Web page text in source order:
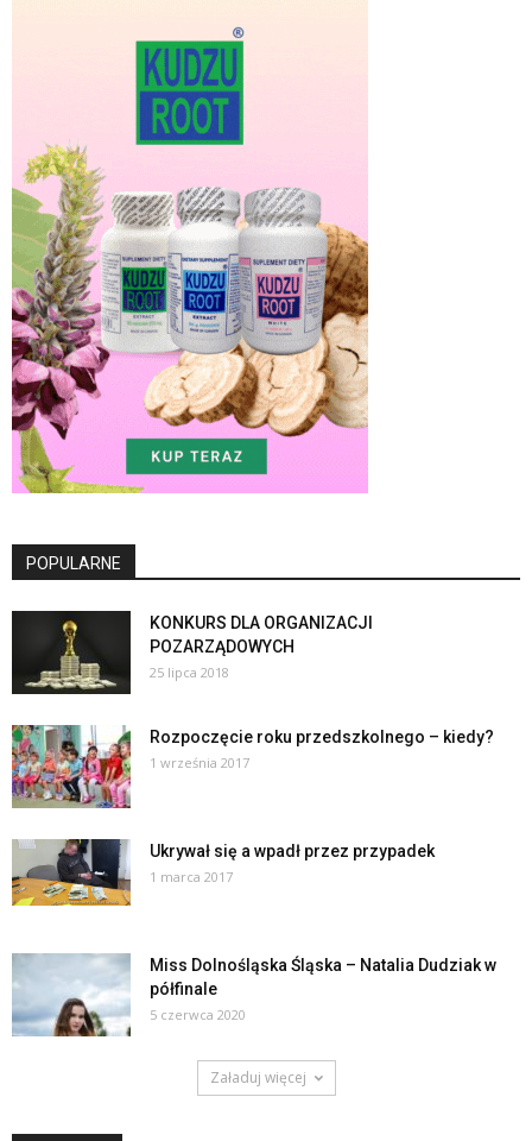
POPULARNE
KONKURS DLA ORGANIZACJI
POZARZĄDOWYCH
25 lipca 2018
Rozpoczęcie roku przedszkolnego – kiedy?
1 września 2017
Ukrywał się a wpadł przez przypadek
1 marca 2017
Miss Dolnośląska Śląska – Natalia Dudziak w
półfinale
5 czerwca 2020
Załaduj więcej